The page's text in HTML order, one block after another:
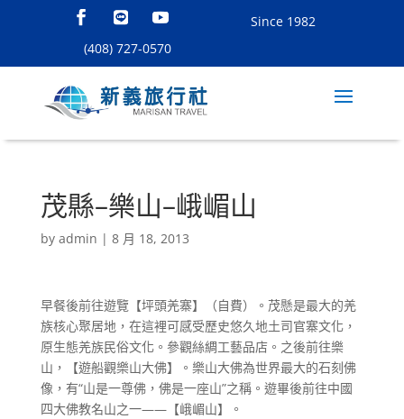
Since 1982
(408) 727-0570
茂縣–樂山–峨嵋山
by admin | 8 月 18, 2013
早餐後前往遊覽【坪頭羌寨】（自費）。茂懸是最大的羌
族核心聚居地，在這裡可感受歷史悠久地土司官寨文化，
原生態羌族民俗文化。參觀絲綢工藝品店。之後前往樂
山，【遊船觀樂山大佛】。樂山大佛為世界最大的石刻佛
像，有“山是一尊佛，佛是一座山”之稱。遊畢後前往中國
四大佛教名山之一——【峨嵋山】。